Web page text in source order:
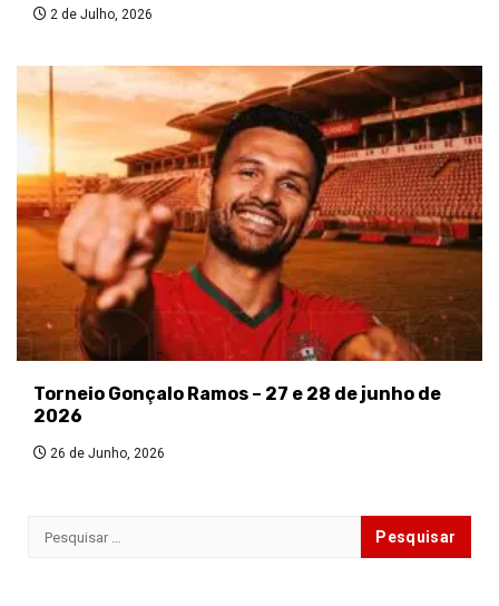
2 de Julho, 2026
Torneio Gonçalo Ramos – 27 e 28 de junho de
2026
26 de Junho, 2026
Pesquisar